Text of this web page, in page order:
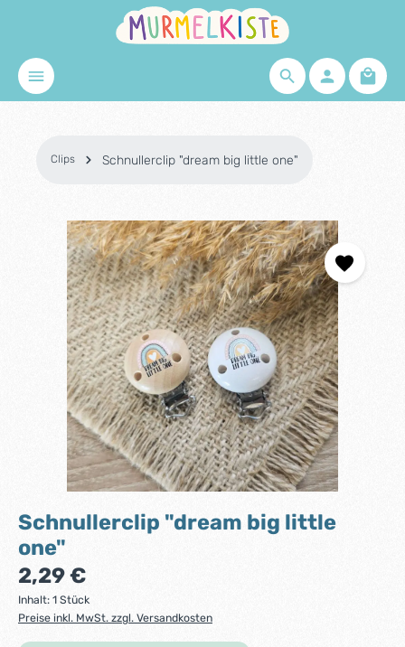
Zum Hauptinhalt springen
Clips Schnullerclip "dream big little one"
Bildergalerie überspringen
Schnullerclip "dream big little
one"
Regulärer Preis:
2,29 €
Inhalt: 1 Stück
Preise inkl. MwSt. zzgl. Versandkosten